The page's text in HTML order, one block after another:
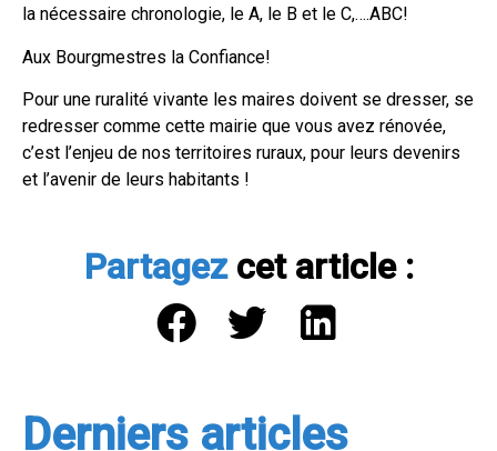
la nécessaire chronologie, le A, le B et le C,….ABC!
Aux Bourgmestres la Confiance!
Pour une ruralité vivante les maires doivent se dresser, se
redresser comme cette mairie que vous avez rénovée,
c’est l’enjeu de nos territoires ruraux, pour leurs devenirs
et l’avenir de leurs habitants !
Partagezcet article :
Derniers articles